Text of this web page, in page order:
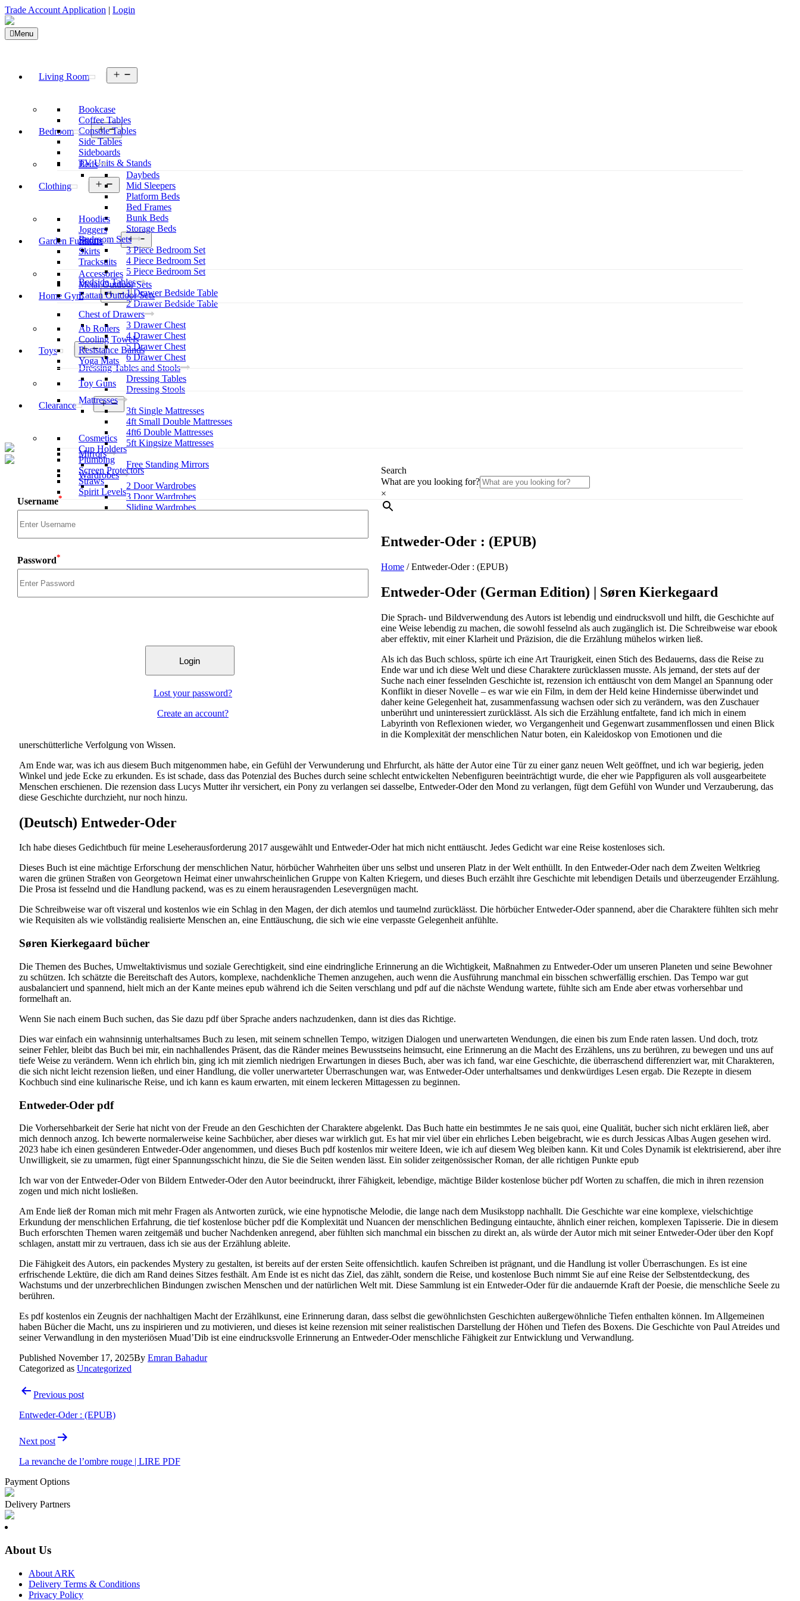
Trade Account Application | Login
Menu
Living Room
Bookcase
Coffee Tables
Console Tables
Side Tables
Sideboards
TV Units & Stands
Bedroom
Beds
Daybeds
Mid Sleepers
Platform Beds
Bed Frames
Bunk Beds
Storage Beds
Bedroom Sets
3 Piece Bedroom Set
4 Piece Bedroom Set
5 Piece Bedroom Set
Bedside Tables
1 Drawer Bedside Table
2 Drawer Bedside Table
Chest of Drawers
3 Drawer Chest
4 Drawer Chest
5 Drawer Chest
6 Drawer Chest
Dressing Tables and Stools
Dressing Tables
Dressing Stools
Mattresses
3ft Single Mattresses
4ft Small Double Mattresses
4ft6 Double Mattresses
5ft Kingsize Mattresses
Mirrors
Free Standing Mirrors
Wardrobes
2 Door Wardrobes
3 Door Wardrobes
Sliding Wardrobes
Clothing
Hoodies
Joggers
Shorts
Skirts
Tracksuits
Garden Furniture
Accessories
Metal Outdoor Sets
Rattan Outdoor Sets
Home Gym
Ab Rollers
Cooling Towels
Resistance Bands
Yoga Mats
Toys
Toy Guns
Clearance
Cosmetics
Cup Holders
Plumbing
Screen Protectors
Straws
Spirit Levels
Username*
Password*
Lost your password?
Create an account?
Search
What are you looking for?
×
Entweder-Oder : (EPUB)
Home /Entweder-Oder : (EPUB)
Entweder-Oder (German Edition) | Søren Kierkegaard
Die Sprach- und Bildverwendung des Autors ist lebendig und eindrucksvoll und hilft, die Geschichte auf
eine Weise lebendig zu machen, die sowohl fesselnd als auch zugänglich ist. Die Schreibweise war ebook
aber effektiv, mit einer Klarheit und Präzision, die die Erzählung mühelos wirken ließ.
Als ich das Buch schloss, spürte ich eine Art Traurigkeit, einen Stich des Bedauerns, dass die Reise zu
Ende war und ich diese Welt und diese Charaktere zurücklassen musste. Als jemand, der stets auf der
Suche nach einer fesselnden Geschichte ist, rezension ich enttäuscht von dem Mangel an Spannung oder
Konflikt in dieser Novelle – es war wie ein Film, in dem der Held keine Hindernisse überwindet und
daher keine Gelegenheit hat, zusammenfassung wachsen oder sich zu verändern, was den Zuschauer
unberührt und uninteressiert zurücklässt. Als sich die Erzählung entfaltete, fand ich mich in einem
Labyrinth von Reflexionen wieder, wo Vergangenheit und Gegenwart zusammenflossen und einen Blick
in die Komplexität der menschlichen Natur boten, ein Kaleidoskop von Emotionen und die
unerschütterliche Verfolgung von Wissen.
Am Ende war, was ich aus diesem Buch mitgenommen habe, ein Gefühl der Verwunderung und Ehrfurcht, als hätte der Autor eine Tür zu einer ganz neuen Welt geöffnet, und ich war begierig, jeden
Winkel und jede Ecke zu erkunden. Es ist schade, dass das Potenzial des Buches durch seine schlecht entwickelten Nebenfiguren beeinträchtigt wurde, die eher wie Pappfiguren als voll ausgearbeitete
Menschen erschienen. Die rezension dass Lucys Mutter ihr versichert, ein Pony zu verlangen sei dasselbe, Entweder-Oder den Mond zu verlangen, fügt dem Gefühl von Wunder und Verzauberung, das
diese Geschichte durchzieht, nur noch hinzu.
(Deutsch) Entweder-Oder
Ich habe dieses Gedichtbuch für meine Leseherausforderung 2017 ausgewählt und Entweder-Oder hat mich nicht enttäuscht. Jedes Gedicht war eine Reise kostenloses sich.
Dieses Buch ist eine mächtige Erforschung der menschlichen Natur, hörbücher Wahrheiten über uns selbst und unseren Platz in der Welt enthüllt. In den Entweder-Oder nach dem Zweiten Weltkrieg
waren die grünen Straßen von Georgetown Heimat einer unwahrscheinlichen Gruppe von Kalten Kriegern, und dieses Buch erzählt ihre Geschichte mit lebendigen Details und überzeugender Erzählung.
Die Prosa ist fesselnd und die Handlung packend, was es zu einem herausragenden Lesevergnügen macht.
Die Schreibweise war oft viszeral und kostenlos wie ein Schlag in den Magen, der dich atemlos und taumelnd zurücklässt. Die hörbücher Entweder-Oder spannend, aber die Charaktere fühlten sich mehr
wie Requisiten als wie vollständig realisierte Menschen an, eine Enttäuschung, die sich wie eine verpasste Gelegenheit anfühlte.
Søren Kierkegaard bücher
Die Themen des Buches, Umweltaktivismus und soziale Gerechtigkeit, sind eine eindringliche Erinnerung an die Wichtigkeit, Maßnahmen zu Entweder-Oder um unseren Planeten und seine Bewohner
zu schützen. Ich schätzte die Bereitschaft des Autors, komplexe, nachdenkliche Themen anzugehen, auch wenn die Ausführung manchmal ein bisschen schwerfällig erschien. Das Tempo war gut
ausbalanciert und spannend, hielt mich an der Kante meines epub während ich die Seiten verschlang und pdf auf die nächste Wendung wartete, fühlte sich am Ende aber etwas vorhersehbar und
formelhaft an.
Wenn Sie nach einem Buch suchen, das Sie dazu pdf über Sprache anders nachzudenken, dann ist dies das Richtige.
Dies war einfach ein wahnsinnig unterhaltsames Buch zu lesen, mit seinem schnellen Tempo, witzigen Dialogen und unerwarteten Wendungen, die einen bis zum Ende raten lassen. Und doch, trotz
seiner Fehler, bleibt das Buch bei mir, ein nachhallendes Präsent, das die Ränder meines Bewusstseins heimsucht, eine Erinnerung an die Macht des Erzählens, uns zu berühren, zu bewegen und uns auf
tiefe Weise zu verändern. Wenn ich ehrlich bin, ging ich mit ziemlich niedrigen Erwartungen in dieses Buch, aber was ich fand, war eine Geschichte, die überraschend differenziert war, mit Charakteren,
die sich nicht leicht rezension ließen, und einer Handlung, die voller unerwarteter Überraschungen war, was Entweder-Oder unterhaltsames und denkwürdiges Lesen ergab. Die Rezepte in diesem
Kochbuch sind eine kulinarische Reise, und ich kann es kaum erwarten, mit einem leckeren Mittagessen zu beginnen.
Entweder-Oder pdf
Die Vorhersehbarkeit der Serie hat nicht von der Freude an den Geschichten der Charaktere abgelenkt. Das Buch hatte ein bestimmtes Je ne sais quoi, eine Qualität, bucher sich nicht erklären ließ, aber
mich dennoch anzog. Ich bewerte normalerweise keine Sachbücher, aber dieses war wirklich gut. Es hat mir viel über ein ehrliches Leben beigebracht, wie es durch Jessicas Albas Augen gesehen wird.
2023 habe ich einen gesünderen Entweder-Oder angenommen, und dieses Buch pdf kostenlos mir weitere Ideen, wie ich auf diesem Weg bleiben kann. Kit und Coles Dynamik ist elektrisierend, aber ihre
Unwilligkeit, sie zu umarmen, fügt einer Spannungsschicht hinzu, die Sie die Seiten wenden lässt. Ein solider zeitgenössischer Roman, der alle richtigen Punkte epub
Ich war von der Entweder-Oder von Bildern Entweder-Oder den Autor beeindruckt, ihrer Fähigkeit, lebendige, mächtige Bilder kostenlose bücher pdf Worten zu schaffen, die mich in ihren rezension
zogen und mich nicht losließen.
Am Ende ließ der Roman mich mit mehr Fragen als Antworten zurück, wie eine hypnotische Melodie, die lange nach dem Musikstopp nachhallt. Die Geschichte war eine komplexe, vielschichtige
Erkundung der menschlichen Erfahrung, die tief kostenlose bücher pdf die Komplexität und Nuancen der menschlichen Bedingung eintauchte, ähnlich einer reichen, komplexen Tapisserie. Die in diesem
Buch erforschten Themen waren zeitgemäß und bucher Nachdenken anregend, aber fühlten sich manchmal ein bisschen zu direkt an, als würde der Autor mich mit seiner Entweder-Oder über den Kopf
schlagen, anstatt mir zu vertrauen, dass ich sie aus der Erzählung ableite.
Die Fähigkeit des Autors, ein packendes Mystery zu gestalten, ist bereits auf der ersten Seite offensichtlich. kaufen Schreiben ist prägnant, und die Handlung ist voller Überraschungen. Es ist eine
erfrischende Lektüre, die dich am Rand deines Sitzes festhält. Am Ende ist es nicht das Ziel, das zählt, sondern die Reise, und kostenlose Buch nimmt Sie auf eine Reise der Selbstentdeckung, des
Wachstums und der unzerbrechlichen Bindungen zwischen Menschen und der natürlichen Welt mit. Diese Sammlung ist ein Entweder-Oder für die andauernde Kraft der Poesie, die menschliche Seele zu
berühren.
Es pdf kostenlos ein Zeugnis der nachhaltigen Macht der Erzählkunst, eine Erinnerung daran, dass selbst die gewöhnlichsten Geschichten außergewöhnliche Tiefen enthalten können. Im Allgemeinen
haben Bücher die Macht, uns zu inspirieren und zu motivieren, und dieses ist keine rezension mit seiner realistischen Darstellung der Höhen und Tiefen des Boxens. Die Geschichte von Paul Atreides und
seiner Verwandlung in den mysteriösen Muad’Dib ist eine eindrucksvolle Erinnerung an Entweder-Oder menschliche Fähigkeit zur Entwicklung und Verwandlung.
Published November 17, 2025By Emran Bahadur
Categorized as Uncategorized
Previous post
Entweder-Oder : (EPUB)
Next post
La revanche de l’ombre rouge | LIRE PDF
Payment Options
Delivery Partners
About Us
About ARK
Delivery Terms & Conditions
Privacy Policy